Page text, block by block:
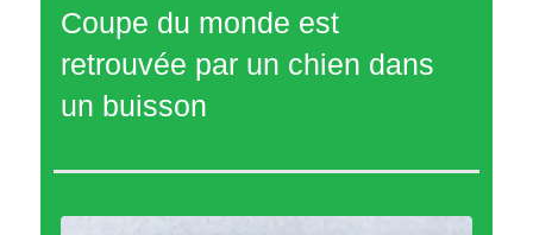
Coupe du monde est
retrouvée par un chien dans
un buisson